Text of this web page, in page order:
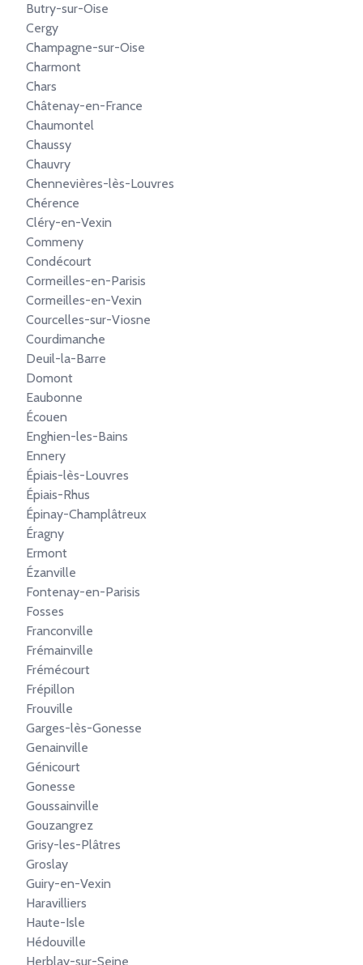
Butry-sur-Oise
Cergy
Champagne-sur-Oise
Charmont
Chars
Châtenay-en-France
Chaumontel
Chaussy
Chauvry
Chennevières-lès-Louvres
Chérence
Cléry-en-Vexin
Commeny
Condécourt
Cormeilles-en-Parisis
Cormeilles-en-Vexin
Courcelles-sur-Viosne
Courdimanche
Deuil-la-Barre
Domont
Eaubonne
Écouen
Enghien-les-Bains
Ennery
Épiais-lès-Louvres
Épiais-Rhus
Épinay-Champlâtreux
Éragny
Ermont
Ézanville
Fontenay-en-Parisis
Fosses
Franconville
Frémainville
Frémécourt
Frépillon
Frouville
Garges-lès-Gonesse
Genainville
Génicourt
Gonesse
Goussainville
Gouzangrez
Grisy-les-Plâtres
Groslay
Guiry-en-Vexin
Haravilliers
Haute-Isle
Hédouville
Herblay-sur-Seine